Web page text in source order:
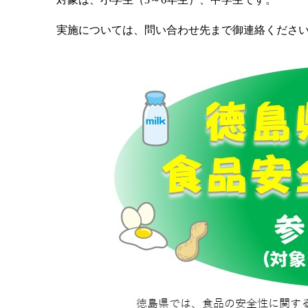
実施については、問い合わせ先まで御連絡くださ